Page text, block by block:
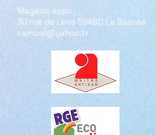
Magasin expo :
30 rue de Lens 59480 La Bassée
samizol@yahoo.fr